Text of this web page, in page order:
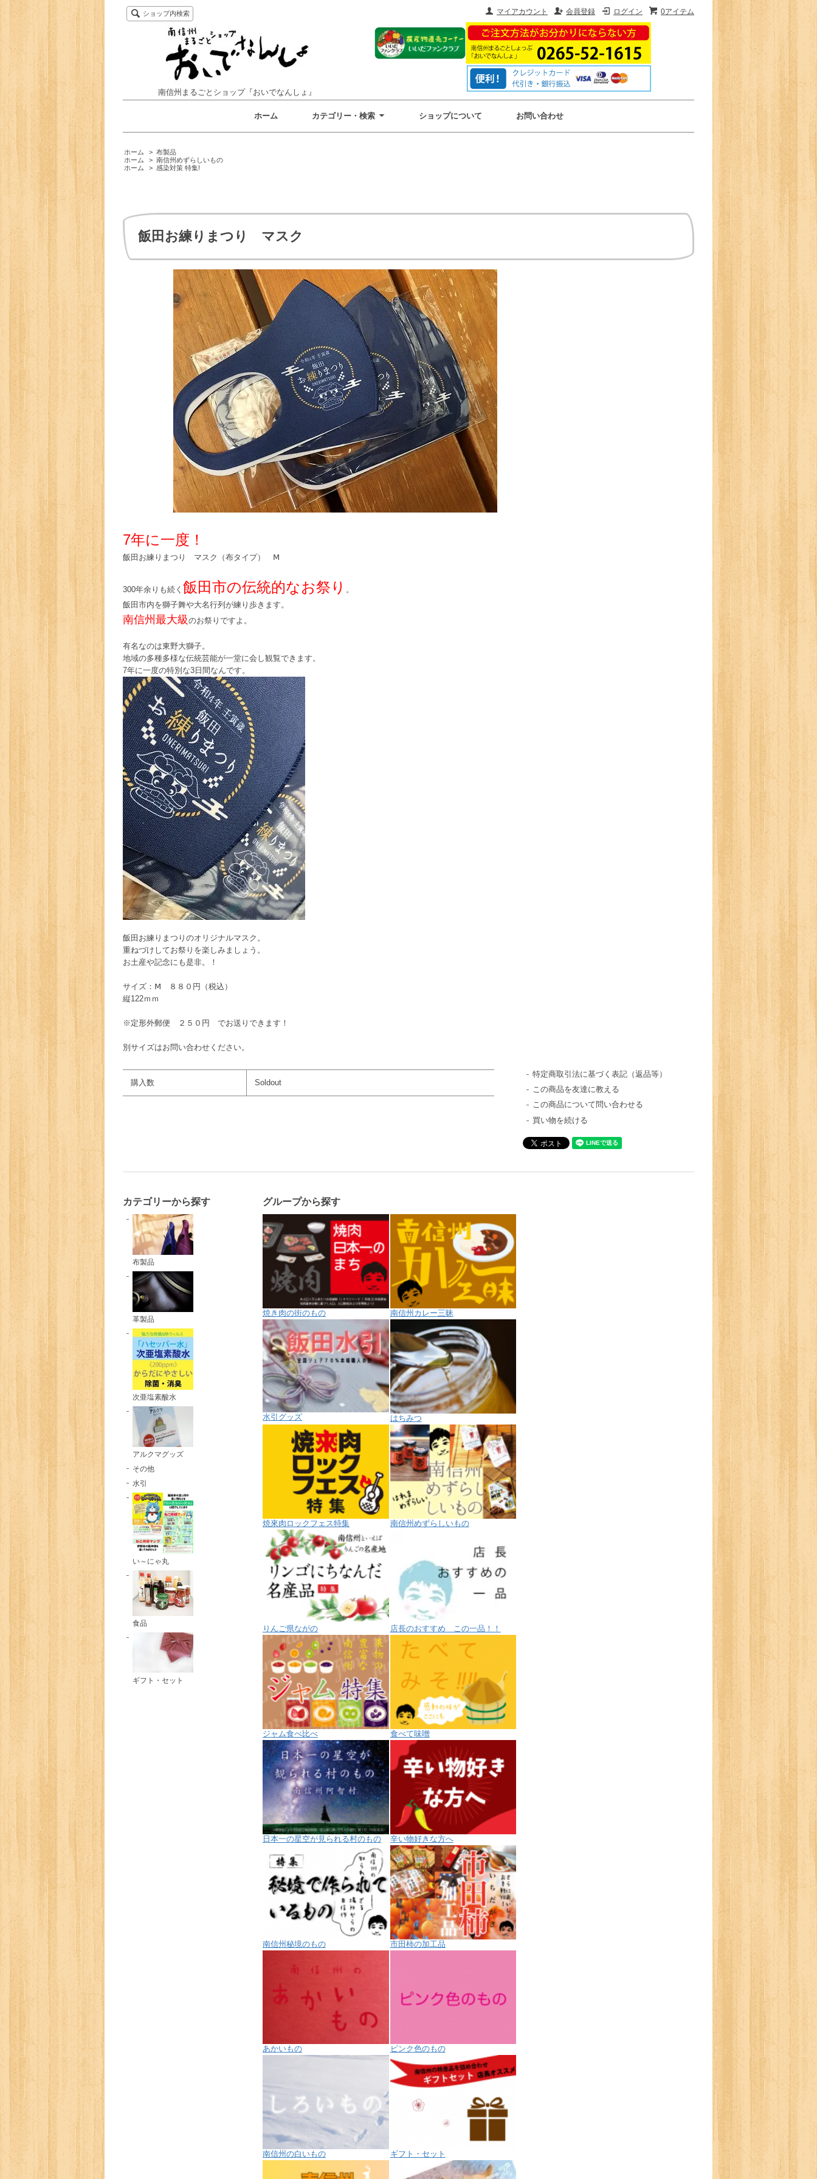
0アイテム
ログイン
会員登録
マイアカウント
ショップ内検索
南信州まるごとショップ『おいでなんしょ』
ホーム カテゴリー・検索 ショップについて お問い合わせ
ホーム > 布製品
ホーム
> 南信州めずらしいもの
ホーム
> 感染対策 特集!
飯田お練りまつり マスク
7年に一度！
飯田お練りまつり マスク（布タイプ） Ⅿ
300年余りも続く 飯田市の伝統的なお祭り 。
飯田市内を獅子舞や大名行列が練り歩きます。
南信州最大級のお祭りですよ。
有名なのは東野大獅子。
地域の多種多様な伝統芸能が一堂に会し観覧できます。
7年に一度の特別な3日間なんです。
飯田お練りまつりのオリジナルマスク。
重ねづけしてお祭りを楽しみましょう。
お土産や記念にも是非。！
サイズ：Ⅿ ８８０円（税込）
縦122ｍｍ
※定形外郵便 ２５０円 でお送りできます！
別サイズはお問い合わせください。
購入数 Soldout
特定商取引法に基づく表記（返品等）
この商品を友達に教える
この商品について問い合わせる
買い物を続ける
カテゴリーから探す
布製品
革製品
次亜塩素酸水
アルクマグッズ
その他
水引
い～にゃ丸
食品
ギフト・セット
グループから探す
焼き肉の街のもの 南信州カレー三昧
水引グッズ はちみつ
焼來肉ロックフェス特集 南信州めずらしいもの
りんご県ながの 店長のおすすめ この一品！！
ジャム食べ比べ 食べて味噌
日本一の星空が見られる村のもの 辛い物好きな方へ
南信州秘境のもの 市田柿の加工品
あかいもの ピンク色のもの
南信州の白いもの ギフト・セット